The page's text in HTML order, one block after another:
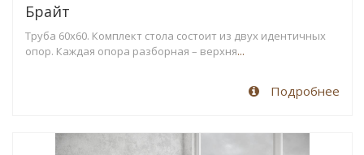
Брайт
Труба 60х60. Комплект стола состоит из двух идентичных
опор. Каждая опора разборная – верхня...
Подробнее